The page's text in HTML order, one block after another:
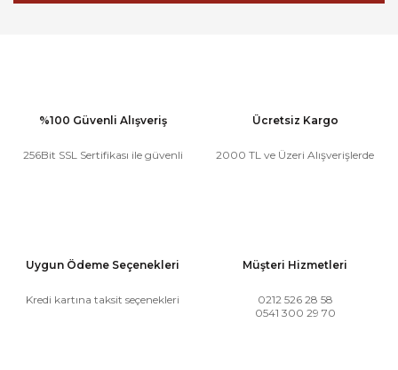
%100 Güvenli Alışveriş
256Bit SSL Sertifikası ile güvenli
Ücretsiz Kargo
2000 TL ve Üzeri Alışverişlerde
Uygun Ödeme Seçenekleri
Kredi kartına taksit seçenekleri
Müşteri Hizmetleri
0212 526 28 58
0541 300 29 70